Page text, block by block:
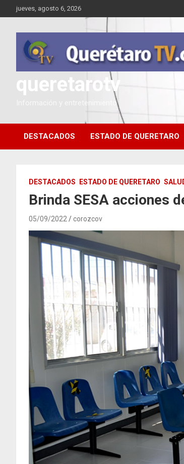
Saltar
al
jueves, agosto 6, 2026
queretarotv
Información y entretenimiento
DESTACADOS ESTADO DE QUERETARO
DESTACADOS ESTADO DE QUERETARO
Brinda SESA acciones
05/09/2022 corozcov